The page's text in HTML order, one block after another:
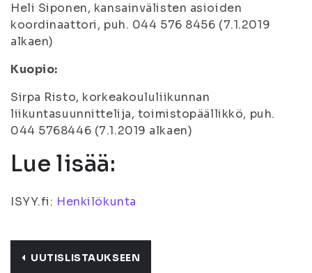
Heli Siponen, kansainvälisten asioiden
koordinaattori, puh. 044 576 8456 (7.1.2019
alkaen)
Kuopio:
Sirpa Risto, korkeakoululiikunnan
liikuntasuunnittelija, toimistopäällikkö, puh.
044 5768446 (7.1.2019 alkaen)
Lue lisää:
ISYY.fi: Henkilökunta
UUTISLISTAUKSEEN